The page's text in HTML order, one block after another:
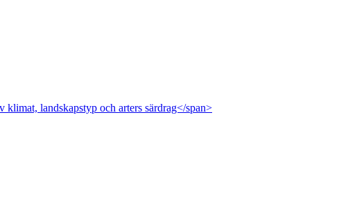
landskapstyp och arters särdrag</span>